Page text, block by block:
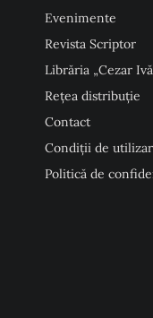
Evenimente
Revista Scriptor
Librăria „Cezar
Rețea distribuție
Contact
Condiţii de
Politică de